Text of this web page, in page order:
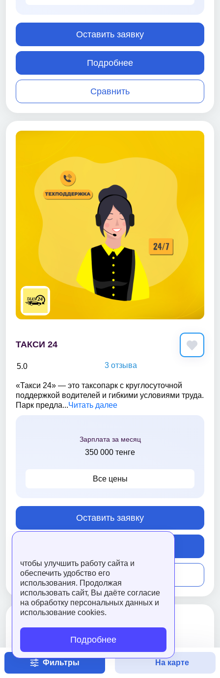
Фильтры На карте
Сравнить
Оставить заявку
Подробнее
ТАКСИ 24
5.0 3 отзыва
«Такси 24» — это таксопарк с круглосуточной
поддержкой водителей и гибкими условиями труда.
Парк предла...Читать далее
Зарплата за месяц
350 000 тенге
Все цены
Сравнить
Оставить заявку
чтобы улучшить работу сайта и
обеспечить удобство его
использования. Продолжая
использовать сайт, Вы даёте согласие
на обработку персональных данных и
использование cookies.
Подробнее